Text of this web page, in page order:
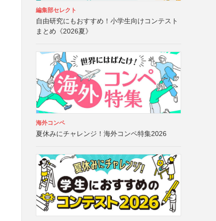
編集部セレクト
自由研究にもおすすめ！小学生向けコンテスト
まとめ《2026夏》
海外コンペ
夏休みにチャレンジ！海外コンペ特集2026